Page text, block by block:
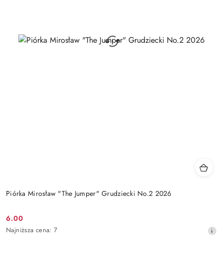
Piórka Mirosław "The Jumper" Grudziecki No.2 2026
Cena
promocyjna:
6.00
Najniższa
Najniższa cena: 7